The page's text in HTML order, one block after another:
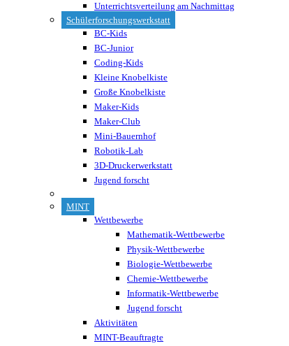
Unterrichtsverteilung am Nachmittag
Schülerforschungswerkstatt
BC-Kids
BC-Junior
Coding-Kids
Kleine Knobelkiste
Große Knobelkiste
Maker-Kids
Maker-Club
Mini-Bauernhof
Robotik-Lab
3D-Druckerwerkstatt
Jugend forscht
MINT
Wettbewerbe
Mathematik-Wettbewerbe
Physik-Wettbewerbe
Biologie-Wettbewerbe
Chemie-Wettbewerbe
Informatik-Wettbewerbe
Jugend forscht
Aktivitäten
MINT-Beauftragte